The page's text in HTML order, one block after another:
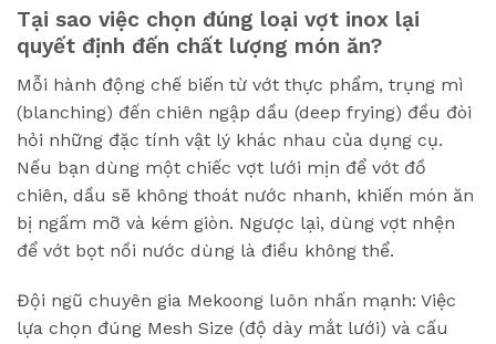
Tại sao việc chọn đúng loại vợt inox lại
quyết định đến chất lượng món ăn?
Mỗi hành động chế biến từ vớt thực phẩm, trụng mì
(blanching) đến chiên ngập dầu (deep frying) đều đòi
hỏi những đặc tính vật lý khác nhau của dụng cụ.
Nếu bạn dùng một chiếc vợt lưới mịn để vớt đồ
chiên, dầu sẽ không thoát nước nhanh, khiến món ăn
bị ngấm mỡ và kém giòn. Ngược lại, dùng vợt nhện
để vớt bọt nồi nước dùng là điều không thể.
Đội ngũ chuyên gia Mekoong luôn nhấn mạnh: Việc
lựa chọn đúng Mesh Size (độ dày mắt lưới) và cấu